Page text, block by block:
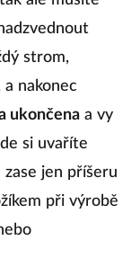
strom,
nakonec
ukončena a vy
si uvaříte
jen příšeru
při výrobě